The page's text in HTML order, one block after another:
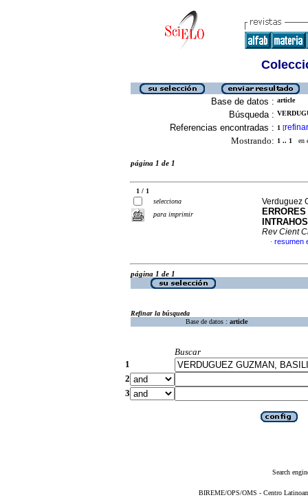
Base de datos : article
Búsqueda :
Referencias encontradas : 1 [refinar
Mostrando: 1 .. 1 en
página 1 de 1
1 / 1
selecciona
para imprimir
Verduguez
Rev Cient
· resumen
página 1 de 1
Refinar la búsqueda
Base de datos : article
Buscar
1
2
3
Search
BIREME/OPS/OMS - Centro